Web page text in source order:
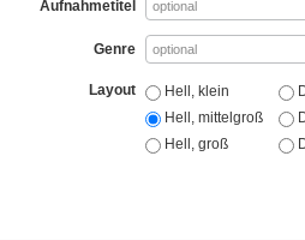
Aufnahmetitel
Genre
Layout
Hell, klein
Hell, mittelgroß
Hell, groß